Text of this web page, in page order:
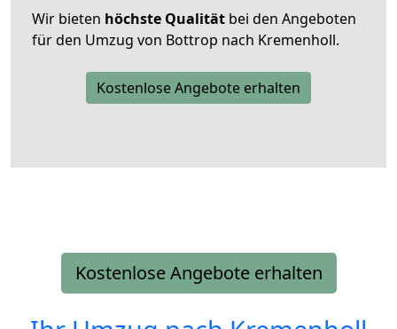
Wir bieten höchste Qualität bei den Angeboten
für den Umzug von Bottrop nach Kremenholl.
Kostenlose Angebote erhalten
Kostenlose Angebote erhalten